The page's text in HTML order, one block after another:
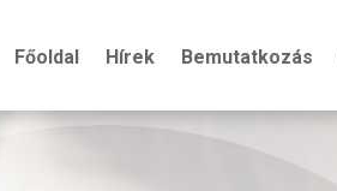
Főoldal Hírek Bemutatkozás